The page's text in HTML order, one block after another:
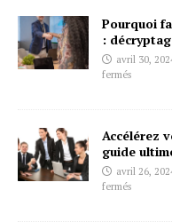
Pourquoi
:
avril 30,
fermés
Accélérez
guide
avril 26,
fermés